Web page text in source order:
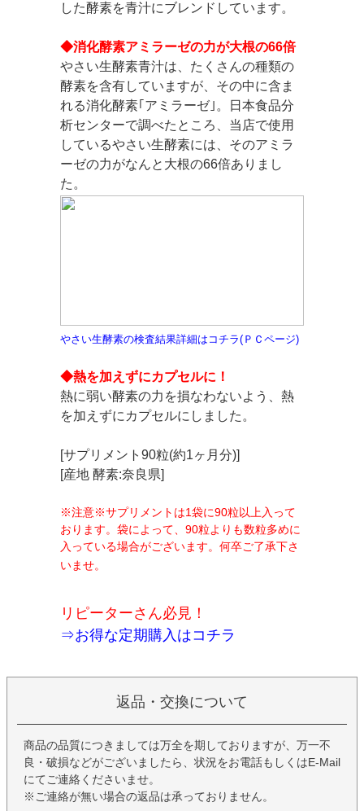
した酵素を青汁にブレンドしています。
◆消化酵素アミラーゼの力が大根の66倍
やさい生酵素青汁は、たくさんの種類の
酵素を含有していますが、その中に含ま
れる消化酵素｢アミラーゼ｣。日本食品分
析センターで調べたところ、当店で使用
しているやさい生酵素には、そのアミラ
ーゼの力がなんと大根の66倍ありまし
た。
やさい生酵素の検査結果詳細はコチラ(ＰＣページ)
◆熱を加えずにカプセルに！
熱に弱い酵素の力を損なわないよう、 熱
を加えずにカプセルにしました。
[サプリメント90粒(約1ヶ月分)]
[産地 酵素:奈良県]
※注意※サプリメントは1袋に90粒以上入って
おります。袋によって、90粒よりも数粒多めに
入っている場合がございます。何卒ご了承下さ
いませ。
リピーターさん必見！
⇒お得な定期購入はコチラ
返品・交換について
商品の品質につきましては万全を期しておりますが、万一不
良・破損などがございましたら、状況をお電話もしくはE-Mail
にてご連絡くださいませ。
※ご連絡が無い場合の返品は承っておりません。